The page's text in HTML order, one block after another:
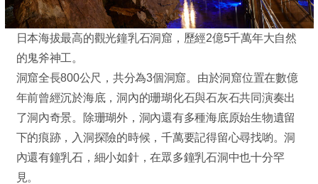
日本海拔最高的觀光鐘乳石洞窟，歷經2億5千萬年大自然
的鬼斧神工。
洞窟全長800公尺，共分為3個洞窟。由於洞窟位置在數億
年前曾經沉於海底，洞內的珊瑚化石與石灰石共同演奏出
了洞內奇景。除珊瑚外，洞內還有多種海底原始生物遺留
下的痕跡，入洞探險的時候，千萬要記得留心尋找喲。洞
內還有鐘乳石，細小如針，在眾多鐘乳石洞中也十分罕
見。